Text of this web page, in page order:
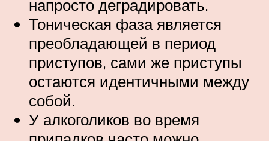
напросто деградировать.
Тоническая фаза является
преобладающей в период
приступов, сами же приступы
остаются идентичными между
собой.
У алкоголиков во время